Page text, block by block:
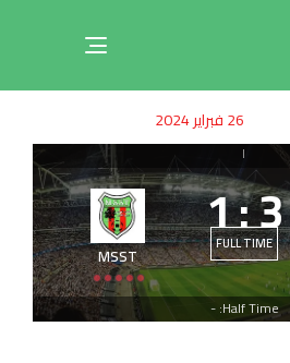
Toggle
IN:on:
26 فبراير 2024
|
3
:
1FULL TIME
MSST
Half Time: -